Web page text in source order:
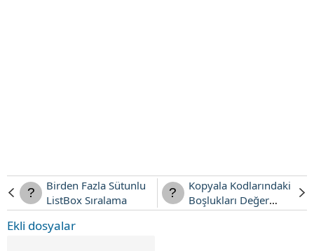
Birden Fazla Sütunlu
ListBox Sıralama
Kopyala Kodlarındaki
Boşlukları Değer
Olarak Getirme
Ekli dosyalar